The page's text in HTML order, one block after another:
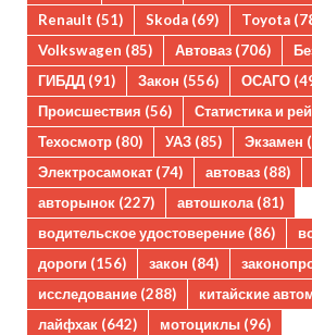
Renault (51) Skoda (69) Toyota
Volkswagen (85) Автоваз (706)
ГИБДД (91) Закон (556) ОСАГО
Происшествия (56) Статистика и
Техосмотр (80) УАЗ (85) Экзамен
Электросамокат (74) автоваз (88)
авторынок (227) автошкола(81)
водительское удостоверение (86)
дороги (156) закон (84)
исследование (288) китайские
лайфхак (642) мотоциклы (96)